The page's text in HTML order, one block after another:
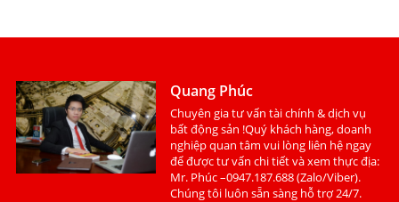
Quang Phúc
Chuyên gia tư vấn tài chính & dịch vụ
bất động sản !Quý khách hàng, doanh
nghiệp quan tâm vui lòng liên hệ ngay
để được tư vấn chi tiết và xem thực địa:
Mr. Phúc –0947.187.688 (Zalo/Viber).
Chúng tôi luôn sẵn sàng hỗ trợ 24/7.